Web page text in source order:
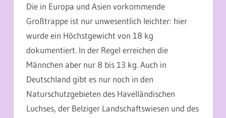
Die in Europa und Asien vorkommende
Großtrappe ist nur unwesentlich leichter: hier
wurde ein Höchstgewicht von 18 kg
dokumentiert. In der Regel erreichen die
Männchen aber nur 8 bis 13 kg. Auch in
Deutschland gibt es nur noch in den
Naturschutzgebieten des Havelländischen
Luchses, der Belziger Landschaftswiesen und des